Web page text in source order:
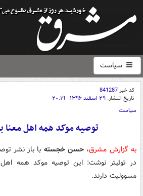
سیاست
کد خبر841287
تاریخ انتشار: ۲۹ اسفند ۱۳۹۶ - ۲۰:۱۹
سیاست
توصیه موکد همه اهل معنا
به گزارش مشرق، حسن خجسته با باز نشر
در توئیتر نوشت: این توصیه موکد همه
مسوولیت دارند.